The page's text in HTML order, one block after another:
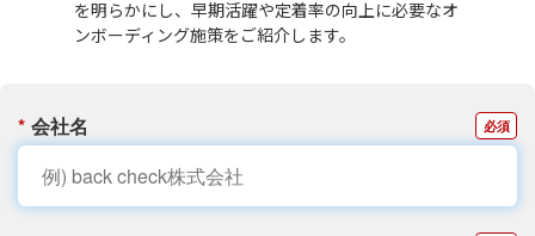
を明らかにし、早期活躍や定着率の向上に必要なオ
ンボーディング施策をご紹介します。
* 会社名